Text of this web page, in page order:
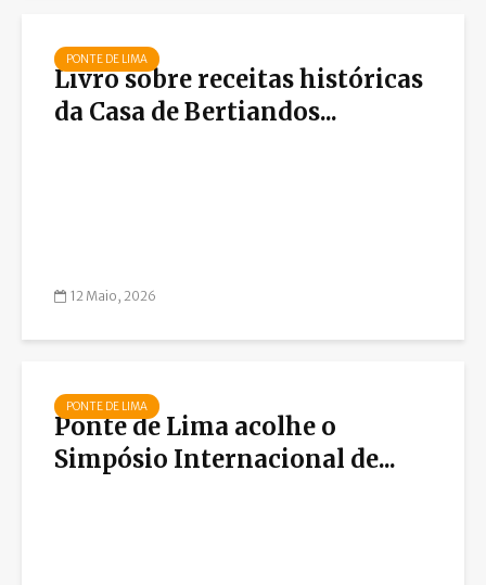
PONTE DE LIMA
Livro sobre receitas históricas
da Casa de Bertiandos...
12 Maio, 2026
PONTE DE LIMA
Ponte de Lima acolhe o
Simpósio Internacional de...